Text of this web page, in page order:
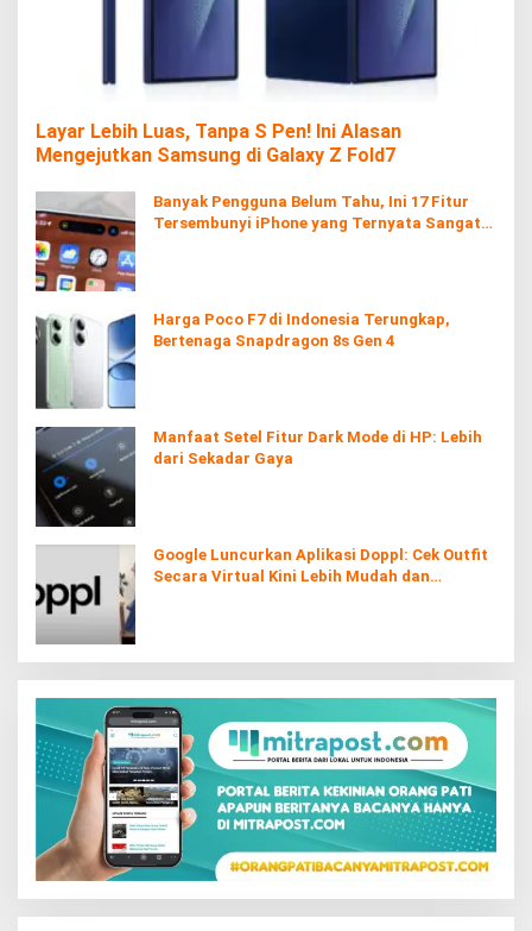
Layar Lebih Luas, Tanpa S Pen! Ini Alasan
Mengejutkan Samsung di Galaxy Z Fold7
Banyak Pengguna Belum Tahu, Ini 17 Fitur
Tersembunyi iPhone yang Ternyata Sangat
Harga Poco F7 di Indonesia Terungkap,
Bertenaga Snapdragon 8s Gen 4
Manfaat Setel Fitur Dark Mode di HP: Lebih
dari Sekadar Gaya
Google Luncurkan Aplikasi Doppl: Cek Outfit
Secara Virtual Kini Lebih Mudah dan